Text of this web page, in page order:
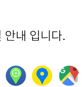
안내 입니다.